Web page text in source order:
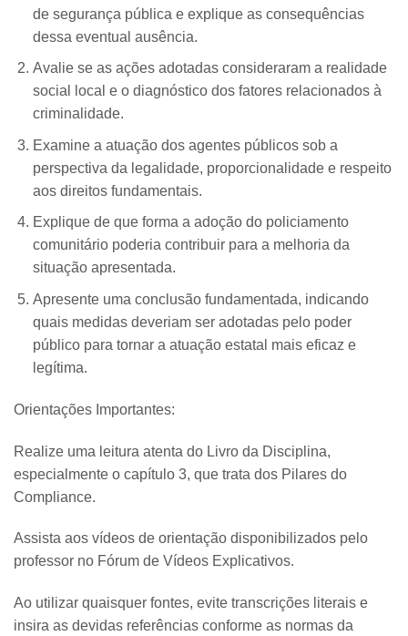
de segurança pública e explique as consequências
dessa eventual ausência.
Avalie se as ações adotadas consideraram a realidade
social local e o diagnóstico dos fatores relacionados à
criminalidade.
Examine a atuação dos agentes públicos sob a
perspectiva da legalidade, proporcionalidade e respeito
aos direitos fundamentais.
Explique de que forma a adoção do policiamento
comunitário poderia contribuir para a melhoria da
situação apresentada.
Apresente uma conclusão fundamentada, indicando
quais medidas deveriam ser adotadas pelo poder
público para tornar a atuação estatal mais eficaz e
legítima.
Orientações Importantes:
Realize uma leitura atenta do Livro da Disciplina,
especialmente o capítulo 3, que trata dos Pilares do
Compliance.
Assista aos vídeos de orientação disponibilizados pelo
professor no Fórum de Vídeos Explicativos.
Ao utilizar quaisquer fontes, evite transcrições literais e
insira as devidas referências conforme as normas da